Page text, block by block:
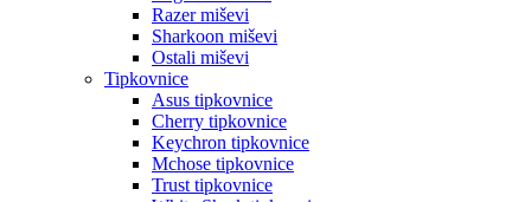
Razer miševi
Sharkoon miševi
Ostali miševi
Tipkovnice
Asus tipkovnice
Cherry tipkovnice
Keychron tipkovnice
Mchose tipkovnice
Trust tipkovnice